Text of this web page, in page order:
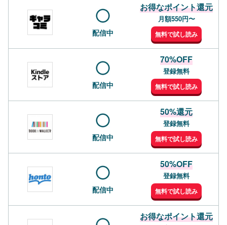
配信中
お得なポイント還元
月額550円〜
無料で試し読み
配信中
70%OFF
登録無料
無料で試し読み
配信中
50%還元
登録無料
無料で試し読み
配信中
50%OFF
登録無料
無料で試し読み
お得なポイント還元